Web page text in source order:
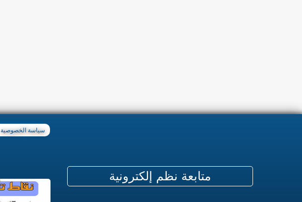
سياسة الخصوصية
متابعة نظم إلكترونية